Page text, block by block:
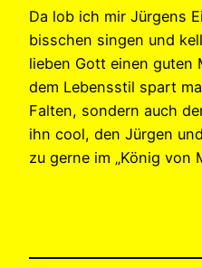
Da lob ich mir Jürgens
bisschen singen und
lieben Gott einen guten
dem Lebensstil spart
Falten, sondern auch
ihn cool, den Jürgen
zu gerne im „König von